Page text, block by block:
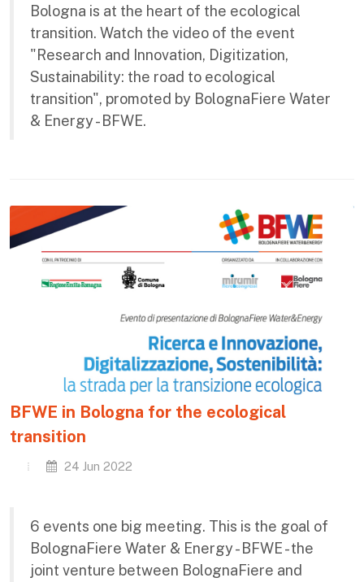
Bologna is at the heart of the ecological
transition. Watch the video of the event
"Research and Innovation, Digitization,
Sustainability: the road to ecological
transition", promoted by BolognaFiere Water
& Energy - BFWE.
BFWE in Bologna for the ecological
transition
24 Jun 2022
6 events one big meeting. This is the goal of
BolognaFiere Water & Energy - BFWE - the
joint venture between BolognaFiere and